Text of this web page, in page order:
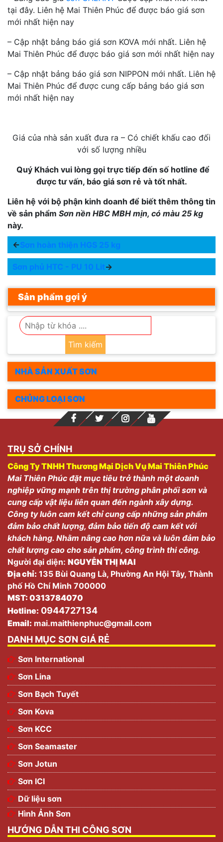
tại đây. Liên hệ Mai Thiên Phúc để được báo giá sơn
mới nhất hiện nay
– Cập nhật bảng báo giá sơn KOVA mới nhất. Liên hệ
Mai Thiên Phúc để được báo giá sơn mới nhất hiện nay
– Cập nhật bảng báo giá sơn NIPPON mới nhất. Liên hệ
Mai Thiên Phúc để được cung cấp bảng báo giá sơn
mới nhất hiện nay
Giá của nhà sản xuất đưa ra – Có chiết khấu cao đối
với số lượng nhiều
Quý Khách vui lòng gọi trực tiếp đến số hotline để
được tư vấn, báo giá sơn rẻ và tốt nhất.
Liên hệ với bộ phận kinh doanh để biết thêm thông tin
về sản phẩm Sơn nền HBC MBH mịn, có màu 25 kg
này.
←Sơn hoàn thiện HGS 25 kg
Sơn phủ HTC - PU 10 Lit→
Sản phẩm gợi ý
Tìm kiếm
NHÀ SẢN XUẤT SƠN
CHỦNG LOẠI SƠN
TRỤ SỞ CHÍNH
Công Ty TNHH Thương Mại Dịch Vụ Mai Thiên Phúc
Mai Thiên Phúc đặt mục tiêu trở thành một doanh
nghiệp vững mạnh trên thị trường phân phối sơn và
cung cấp vật liệu liên quan đến ngành xây dựng.
Công ty luôn cam kết chỉ cung cấp những sản phẩm
đảm bảo chất lượng, đảm bảo tiến độ cam kết với
khách hàng. Nhằm nâng cao hơn nữa và luôn đảm bảo
chất lượng cao cho sản phẩm, công trình thi công.
Người đại diện: NGUYỄN THỊ MAI
Địa chỉ: 135 Bùi Quang Là, Phường An Hội Tây, Thành
phố Hồ Chí Minh 700000
MST: 0313784070
Hotline: 0944727134
Email: mai.maithienphuc@gmail.com
DANH MỤC SƠN GIÁ RẺ
Sơn International
Sơn Lina
Sơn Bạch Tuyết
Sơn Kova
Sơn KCC
Sơn Seamaster
Sơn Jotun
Sơn ICI
Dữ liệu sơn
Hình Ảnh Sơn
HƯỚNG DẪN THI CÔNG SƠN